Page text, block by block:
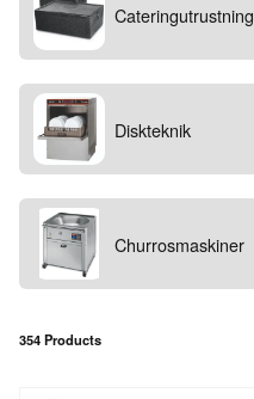
Cateringutrustning
Diskteknik
Churrosmaskiner
354 Products